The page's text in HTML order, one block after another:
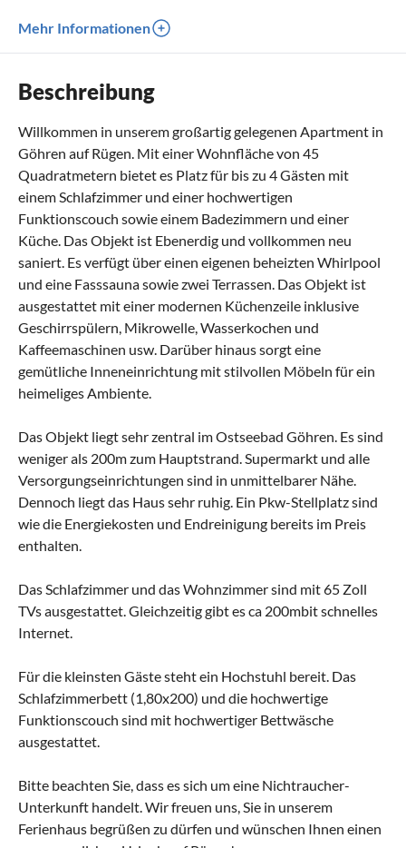
Mehr Informationen
Beschreibung
Willkommen in unserem großartig gelegenen Apartment in
Göhren auf Rügen. Mit einer Wohnfläche von 45
Quadratmetern bietet es Platz für bis zu 4 Gästen mit
einem Schlafzimmer und einer hochwertigen
Funktionscouch sowie einem Badezimmern und einer
Küche. Das Objekt ist Ebenerdig und vollkommen neu
saniert. Es verfügt über einen eigenen beheizten Whirlpool
und eine Fasssauna sowie zwei Terrassen. Das Objekt ist
ausgestattet mit einer modernen Küchenzeile inklusive
Geschirrspülern, Mikrowelle, Wasserkochen und
Kaffeemaschinen usw. Darüber hinaus sorgt eine
gemütliche Inneneinrichtung mit stilvollen Möbeln für ein
heimeliges Ambiente.
Das Objekt liegt sehr zentral im Ostseebad Göhren. Es sind
weniger als 200m zum Hauptstrand. Supermarkt und alle
Versorgungseinrichtungen sind in unmittelbarer Nähe.
Dennoch liegt das Haus sehr ruhig. Ein Pkw-Stellplatz sind
wie die Energiekosten und Endreinigung bereits im Preis
enthalten.
Das Schlafzimmer und das Wohnzimmer sind mit 65 Zoll
TVs ausgestattet. Gleichzeitig gibt es ca 200mbit schnelles
Internet.
Für die kleinsten Gäste steht ein Hochstuhl bereit. Das
Schlafzimmerbett (1,80x200) und die hochwertige
Funktionscouch sind mit hochwertiger Bettwäsche
ausgestattet.
Bitte beachten Sie, dass es sich um eine Nichtraucher-
Unterkunft handelt. Wir freuen uns, Sie in unserem
Ferienhaus begrüßen zu dürfen und wünschen Ihnen einen